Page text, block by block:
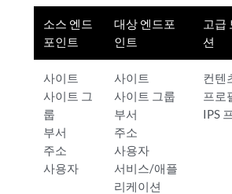
소스 엔드
포인트
대상 엔드포
인트
고급
션
사이트
사이트 그
룹
부서
주소
사용자
사이트
사이트 그룹
부서
주소
사용자
서비스/애플
리케이션
컨텐
프로
IPS